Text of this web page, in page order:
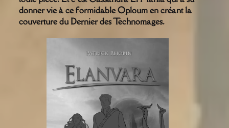
donner vie à ce formidable Oploum en créant la
couverture du Dernier des Technomages.